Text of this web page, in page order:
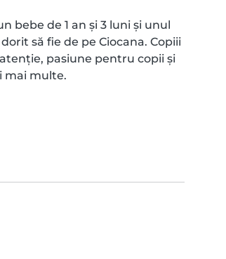
bebe de 1 an și 3 luni și unul
să fie de pe Ciocana. Copiii
pasiune pentru copii și
mai multe.